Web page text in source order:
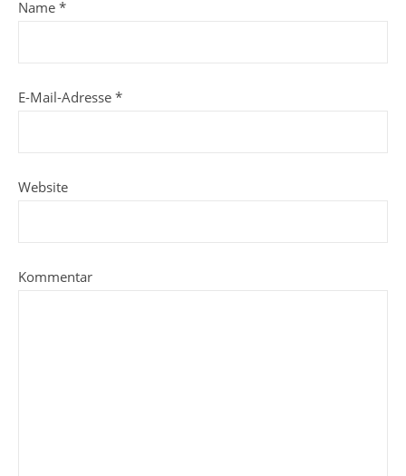
Name *
E-Mail-Adresse *
Website
Kommentar